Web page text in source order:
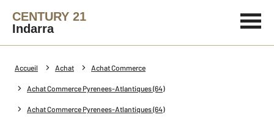
CENTURY 21
Indarra
Accueil Achat Achat Commerce
Achat Commerce Pyrenees-Atlantiques (64)
Achat Commerce Pyrenees-Atlantiques (64)